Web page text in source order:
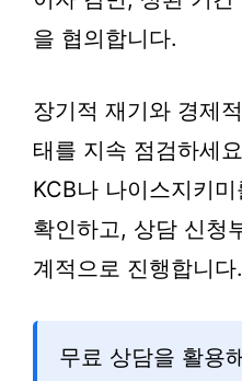
을 협의합니다.
장기적 재기와 경제
태를 지속 점검하세
KCB나 나이스지키
확인하고, 상담 신청
계적으로 진행합니다.
무료 상담을 활용